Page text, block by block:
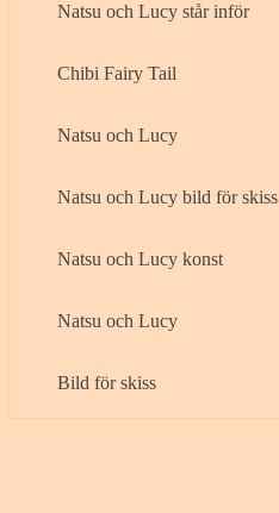
Natsu och Lucy står inför
Chibi Fairy Tail
Natsu och Lucy
Natsu och Lucy bild för skiss
Natsu och Lucy konst
Natsu och Lucy
Bild för skiss